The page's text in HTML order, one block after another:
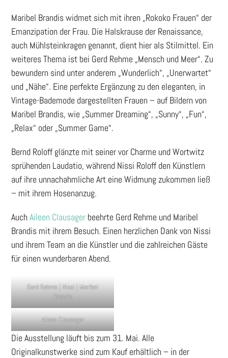
Maribel Brandis widmet sich mit ihren „Rokoko Frauen“ der
Emanzipation der Frau. Die Halskrause der Renaissance,
auch Mühlsteinkragen genannt, dient hier als Stilmittel. Ein
weiteres Thema ist bei Gerd Rehme „Mensch und Meer“. Zu
bewundern sind unter anderem „Wunderlich“, „Unerwartet“
und „Nähe“. Eine perfekte Ergänzung zu den eleganten, in
Vintage-Bademode dargestellten Frauen – auf Bildern von
Maribel Brandis, wie „Summer Dreaming“, „Sunny“, „Fun“,
„Relax“ oder „Summer Game“.
Bernd Roloff glänzte mit seiner vor Charme und Wortwitz
sprühenden Laudatio, während Nissi Roloff den Künstlern
auf ihre unnachahmliche Art eine Widmung zukommen ließ
– mit ihrem Hosenanzug.
AuchAileen Clausager beehrte Gerd Rehme und Maribel
Brandis mit ihrem Besuch. Einen herzlichen Dank von Nissi
und ihrem Team an die Künstler und die zahlreichen Gäste
für einen wunderbaren Abend.
Gerd Rehme | Nissi | Maribel
Brandis
Aileen Clausager
Die Ausstellung läuft bis zum 31. Mai. Alle
Originalkunstwerke sind zum Kauf erhältlich – in der